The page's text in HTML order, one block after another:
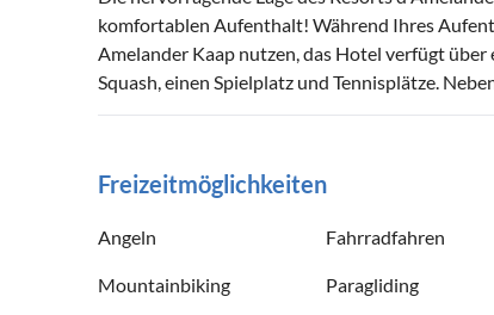
komfortablen Aufenthalt! Während Ihres
Amelander Kaap nutzen, das Hotel verfügt über
Squash, einen Spielplatz und Tennisplätze.
Freizeitmöglichkeiten
Angeln Fahrradfahren
Mountainbiking Paragliding